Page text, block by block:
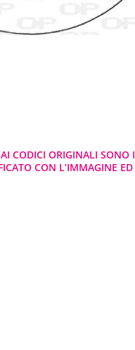
CODICI ORIGINALI
CON L’IMMAGINE